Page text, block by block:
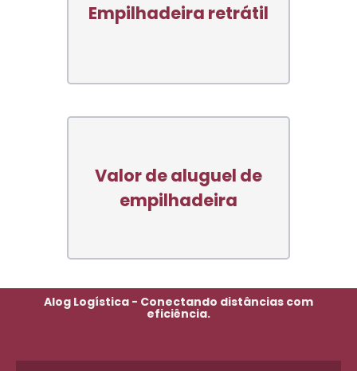
Empilhadeira retrátil
Valor de aluguel de
empilhadeira
Alog Logística - Conectando distâncias com
eficiência.